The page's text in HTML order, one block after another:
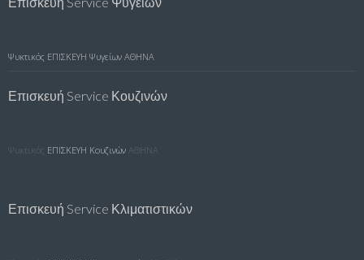
Ψυκτικός ΕΠΙΣΚΕΥΗ Ψυγείων ΑΘΗΝΑ
Επισκευή Service Κουζινών
Ψυκτικός ΕΠΙΣΚΕΥΗ Κουζινών ΑΘΗΝΑ
Επισκευή Service Κλιματιστικών